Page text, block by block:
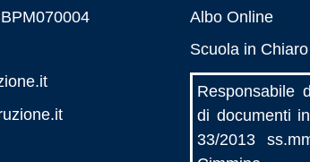
Albo Online
Scuola in Chiaro
Responsabile
di documenti
33/2013